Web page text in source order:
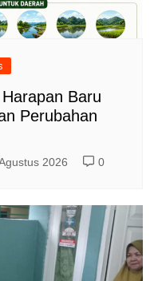
Baru
Perubahan
2026 0